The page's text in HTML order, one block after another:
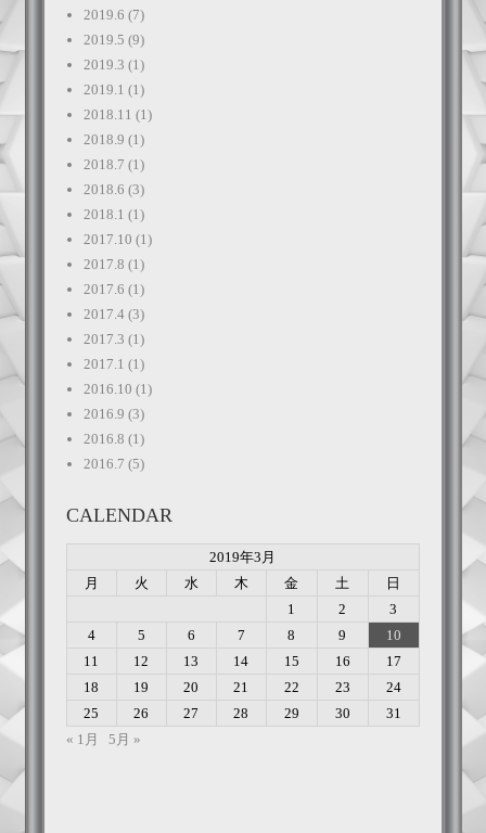
2019.6 (7)
2019.5 (9)
2019.3 (1)
2019.1 (1)
2018.11 (1)
2018.9 (1)
2018.7 (1)
2018.6 (3)
2018.1 (1)
2017.10 (1)
2017.8 (1)
2017.6 (1)
2017.4(3)
2017.3 (1)
2017.1 (1)
2016.10 (1)
2016.9 (3)
2016.8 (1)
2016.7 (5)
CALENDAR
2019年3月
月
火 水 木 金 土
日
1
2
3
4
5 6 7 8 9
10
11
12 13 14 15 16
17
18
19 20 21 22 23
24
25
26 27 28 29 30
31
« 1月
5月 »